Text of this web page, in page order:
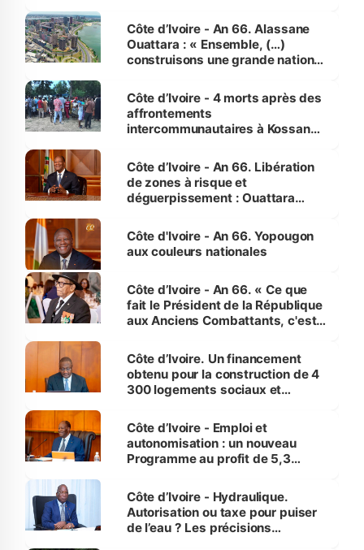
enfants
Côte d’Ivoire - An 66. Alassane
Ouattara : « Ensemble, (…)
construisons une grande nation
générations futures »
Côte d’Ivoire - 4 morts après des
affrontements
intercommunautaires à Kossandji
milieu des sinistrés
Côte d’Ivoire - An 66. Libération
de zones à risque et
déguerpissement : Ouattara
l'Etat de droit pour préserver les
vies humaines »
Côte d'Ivoire - An 66. Yopougon
aux couleurs nationales
Côte d’Ivoire - An 66. « Ce que
fait le Président de la République
aux Anciens Combattants, c'est
Côte d’Ivoire. Un financement
obtenu pour la construction de 4
300 logements sociaux et
et Yamoussoukro
Côte d’Ivoire - Emploi et
autonomisation : un nouveau
Programme au profit de 5,3
Côte d’Ivoire - Hydraulique.
Autorisation ou taxe pour puiser
de l’eau ? Les précisions